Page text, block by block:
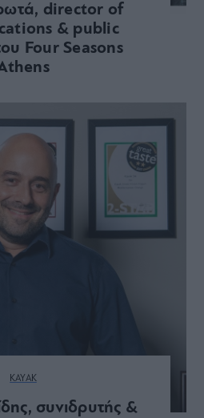
director of
& public
Four Seasons
KAYAK
συνιδρυτής &